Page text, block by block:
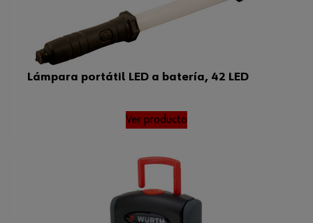
Lámpara portátil LED a batería, 42 LED
Ver producto